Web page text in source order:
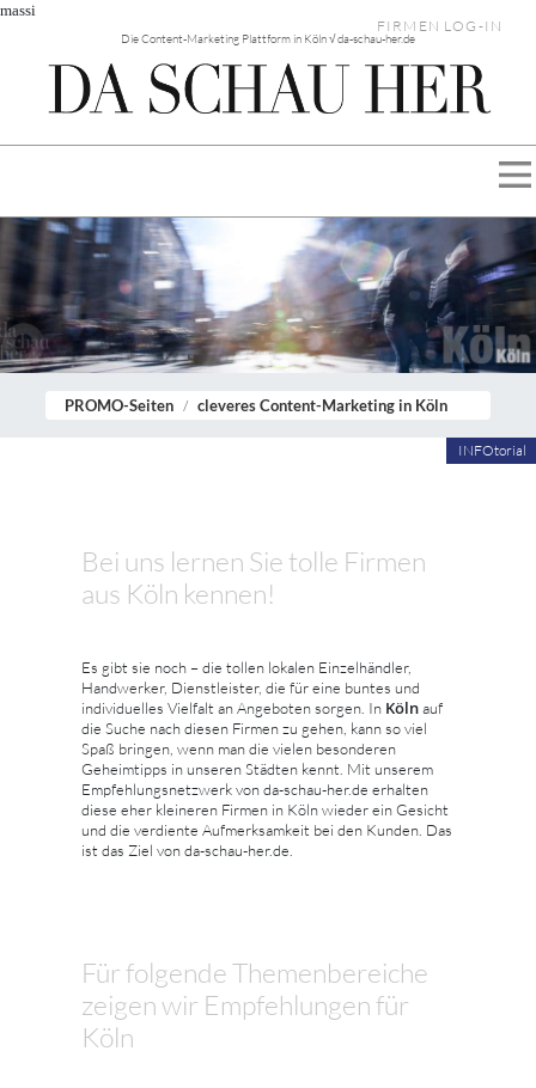
massi
Die Content-Marketing Plattform in Köln √ da-schau-her.de
FIRMEN LOG-IN
PROMO-Seiten cleveres Content-Marketing in Köln
INFOtorial
Bei uns lernen Sie tolle Firmen
aus Köln kennen!
Es gibt sie noch – die tollen lokalen Einzelhändler,
Handwerker, Dienstleister, die für eine buntes und
individuelles Vielfalt an Angeboten sorgen. In Kölnauf
die Suche nach diesen Firmen zu gehen, kann so viel
Spaß bringen, wenn man die vielen besonderen
Geheimtipps in unseren Städten kennt. Mit unserem
Empfehlungsnetzwerk von da-schau-her.de erhalten
diese eher kleineren Firmen in Köln wieder ein Gesicht
und die verdiente Aufmerksamkeit bei den Kunden. Das
ist das Ziel von da-schau-her.de.
Für folgende Themenbereiche
zeigen wir Empfehlungen für
Köln